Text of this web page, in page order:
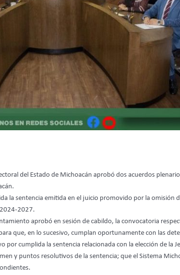
del Estado de Michoacán aprobó dos acuerdos
la sentencia emitida en el juicio promovido por la omisión
2027.
aprobó en sesión de cabildo, la convocatoria
que, en lo sucesivo, cumplan oportunamente con las
cumplida la sentencia relacionada con la elección de la
y puntos resolutivos de la sentencia; que el Sistema